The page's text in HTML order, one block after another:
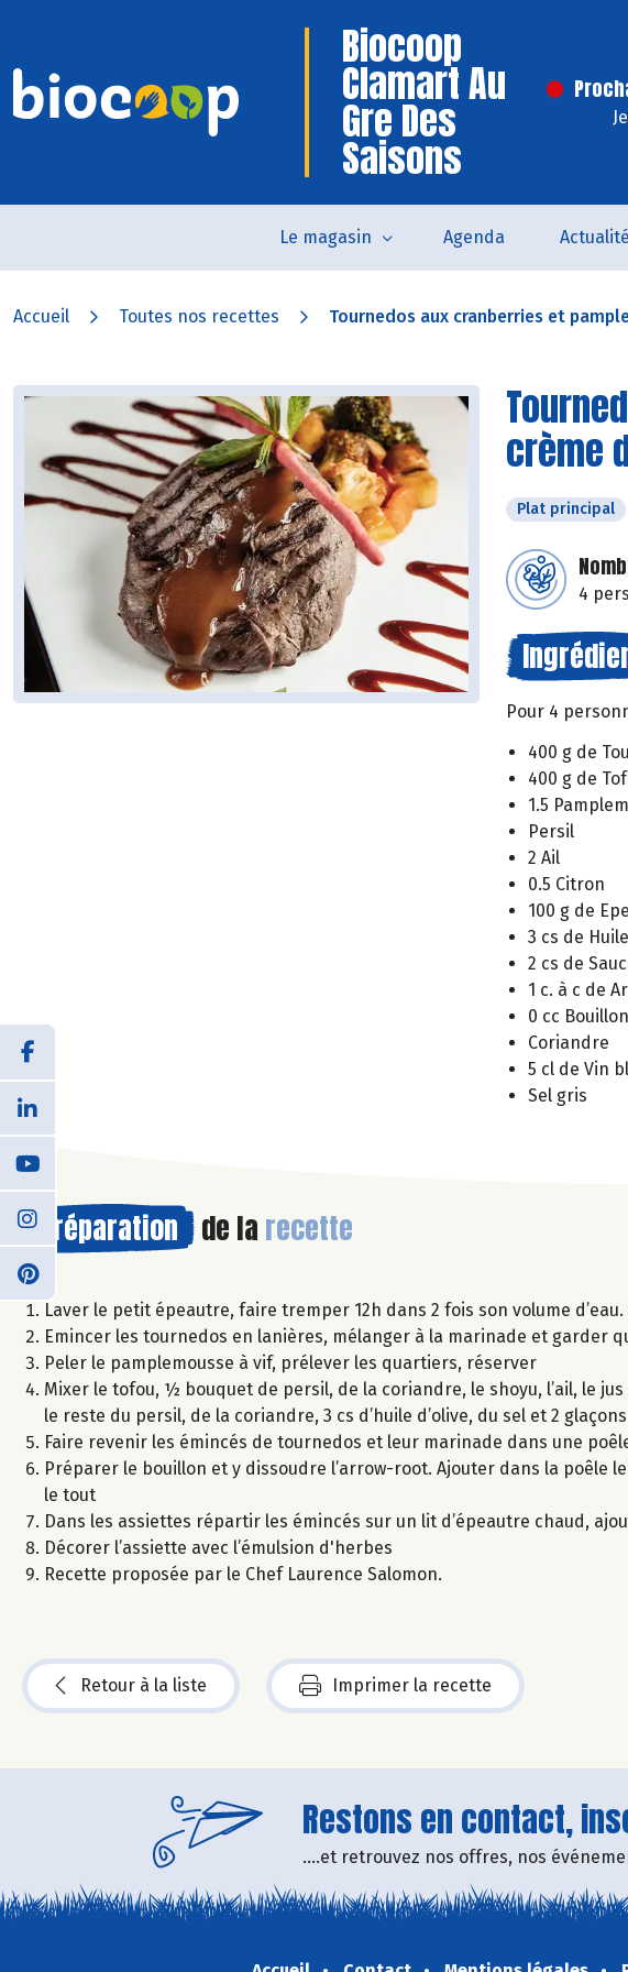
Biocoop
Clamart Au
Gre Des
Saisons
Le magasin Agenda
Accueil Toutes nos recettes Tournedos aux cranberries et
crème
Plat principal
4
Pour 4
400 g de
400 g de
1.5
Persil
2 Ail
0.5 Citron
100 g de
3 cs de
2 cs de
1 c. à c de
0 cc
Coriandre
5 cl de Vin
Sel gris
Préparation de la recette
Laver le petit épeautre, faire tremper 12h dans 2 fois son volume d’eau.
Emincer les tournedos en lanières, mélanger à la marinade et garder
Peler le pamplemousse à vif, prélever les quartiers, réserver
Mixer le tofou, ½ bouquet de persil, de la coriandre, le shoyu, l’ail, le
le reste du persil, de la coriandre, 3 cs d’huile d’olive, du sel et 2
Faire revenir les émincés de tournedos et leur marinade dans une
Préparer le bouillon et y dissoudre l’arrow-root. Ajouter dans la poêle
le tout
Dans les assiettes répartir les émincés sur un lit d’épeautre chaud,
Décorer l’assiette avec l’émulsion d'herbes
Recette proposée par le Chef Laurence Salomon.
Retour à la liste Imprimer la recette
Restons en contact,
....et retrouvez nos offres, nos